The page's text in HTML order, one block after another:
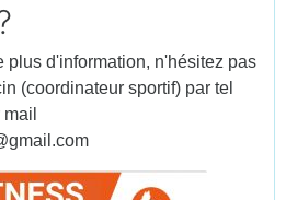
plus d'information, n'hésitez pas
(coordinateur sportif) par tel